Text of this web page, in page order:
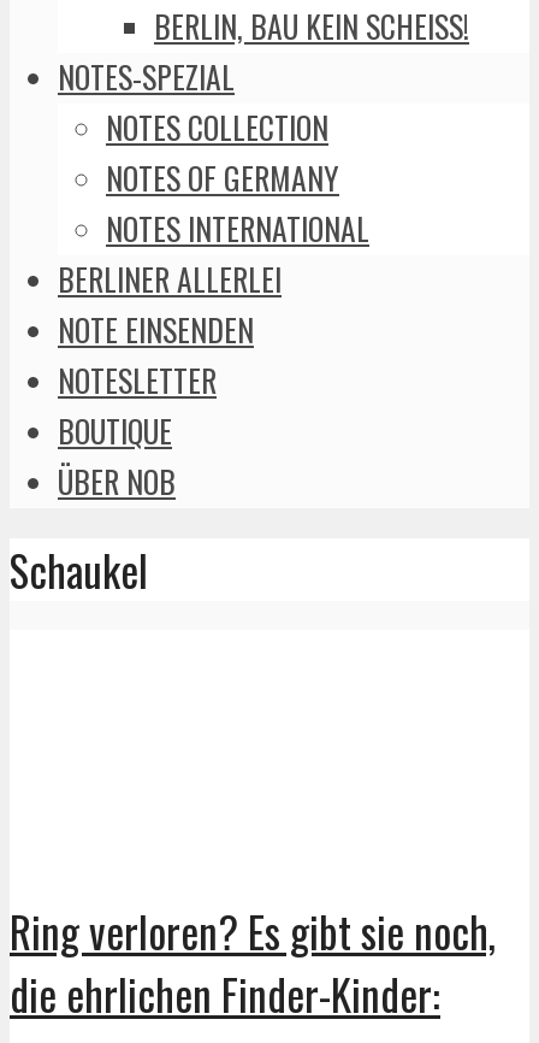
BERLIN, BAU KEIN SCHEISS!
NOTES-SPEZIAL
NOTES COLLECTION
NOTES OF GERMANY
NOTES INTERNATIONAL
BERLINER ALLERLEI
NOTE EINSENDEN
NOTESLETTER
BOUTIQUE
ÜBER NOB
Schaukel
Ring verloren? Es gibt sie noch,
die ehrlichen Finder-Kinder: